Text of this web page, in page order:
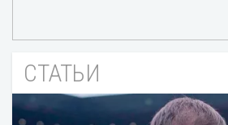
СТАТЬИ